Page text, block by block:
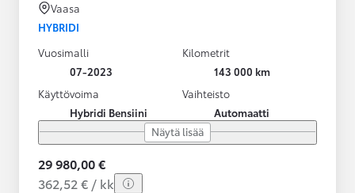
Vaasa
HYBRIDI
Vuosimalli
07-2023
Kilometrit
143 000 km
Käyttövoima
Hybridi Bensiini
Vaihteisto
Automaatti
Näytä lisää
29 980,00 €
362,52 € / kk